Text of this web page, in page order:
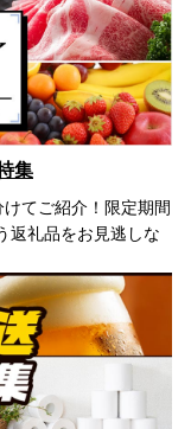
集
てご紹介！限定期間
返礼品をお見逃しな